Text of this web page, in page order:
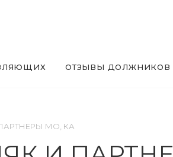
ОТЗЫВЫ ДОЛЖНИКОВ
МО, КА